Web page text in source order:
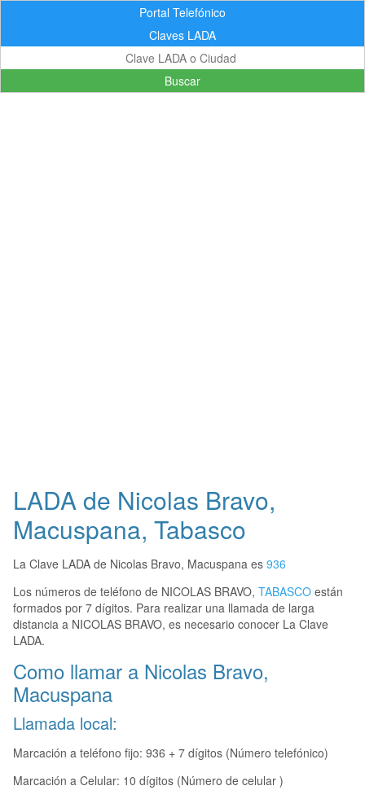
Portal Telefónico
Claves LADA
Buscar
LADA de Nicolas Bravo,
Macuspana, Tabasco
La Clave LADA de Nicolas Bravo, Macuspana es 936
Los números de teléfono de NICOLAS BRAVO, TABASCO están
formados por 7 dígitos. Para realizar una llamada de larga
distancia a NICOLAS BRAVO, es necesario conocer La Clave
LADA.
Como llamar a Nicolas Bravo,
Macuspana
Llamada local:
Marcación a teléfono fijo: 936 + 7 dígitos (Número telefónico)
Marcación a Celular: 10 dígitos (Número de celular )